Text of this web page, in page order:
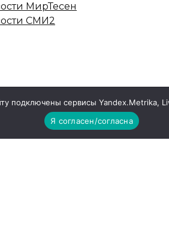
МирТесен
СМИ2
информации: Наш край
подключены сервисы Yandex.Metrika,
Я согласен/согласна